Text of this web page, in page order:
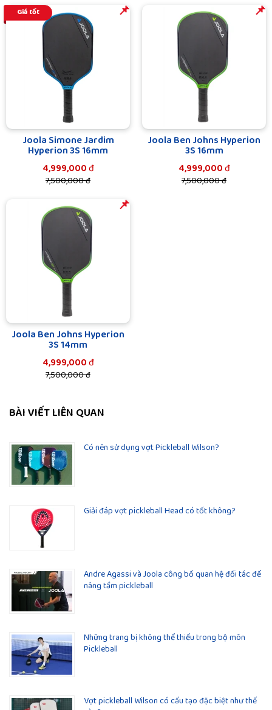
️️📌
Giá tốt
Joola Simone Jardim
Hyperion 3S 16mm
4,999,000đ
7,500,000 đ
️️📌
Joola Ben Johns Hyperion
3S 16mm
4,999,000đ
7,500,000 đ
️️📌
Joola Ben Johns Hyperion
3S 14mm
4,999,000đ
7,500,000 đ
BÀI VIẾT LIÊN QUAN
Có nên sử dụng vợt Pickleball Wilson?
Giải đáp vợt pickleball Head có tốt không?
Andre Agassi và Joola công bố quan hệ đối tác để
nâng tầm pickleball
Những trang bị không thể thiếu trong bộ môn
Pickleball
Vợt pickleball Wilson có cấu tạo đặc biệt như thế